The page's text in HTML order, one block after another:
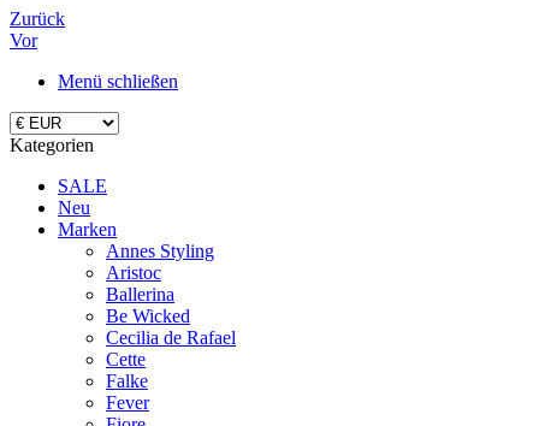
Zurück
Vor
Menü schließen
Kategorien
SALE
Neu
Marken
Annes Styling
Aristoc
Ballerina
Be Wicked
Cecilia de Rafael
Cette
Falke
Fever